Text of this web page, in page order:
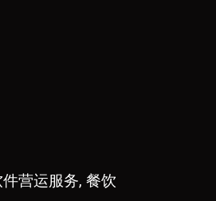
营运服务, 餐饮